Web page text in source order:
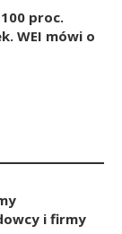
proc.
WEI mówi o
i firmy